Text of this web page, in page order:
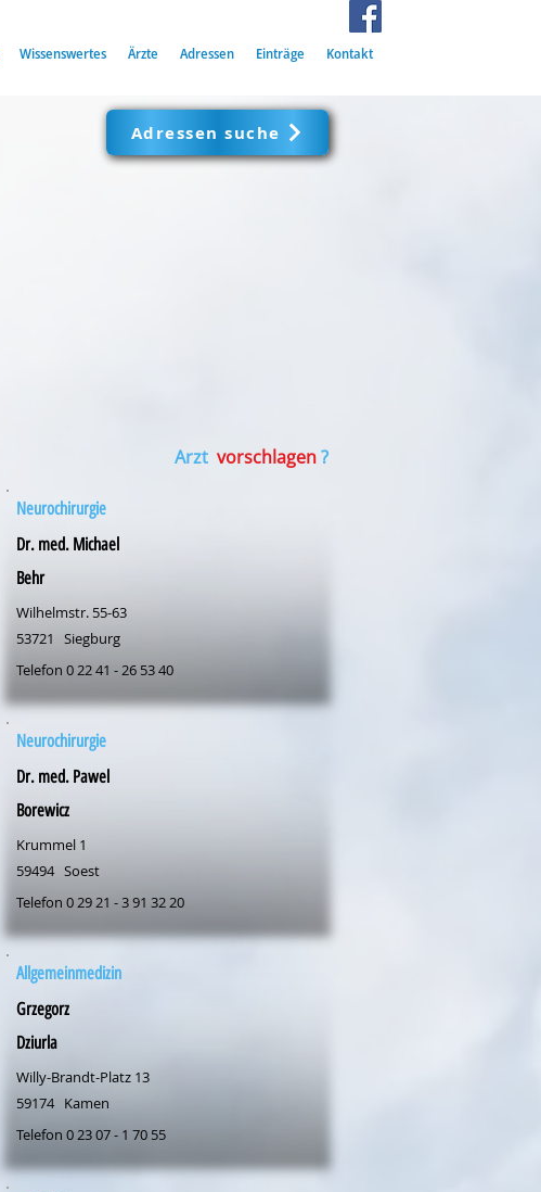
Wissenswertes Ärzte Adressen Einträge Kontakt
Adressen suche
Arzt vorschlagen?
Neurochirurgie
Dr. med. Michael
Behr
Wilhelmstr. 55-63
53721
Siegburg
Telefon 0 22 41 - 26 53 40
Neurochirurgie
Dr. med. Pawel
Borewicz
Krummel 1
59494 Soest
Telefon 0 29 21 - 3 91 32 20
Allgemeinmedizin
Grzegorz
Dziurla
Willy-Brandt-Platz 13
59174 Kamen
Telefon 0 23 07 - 1 70 55